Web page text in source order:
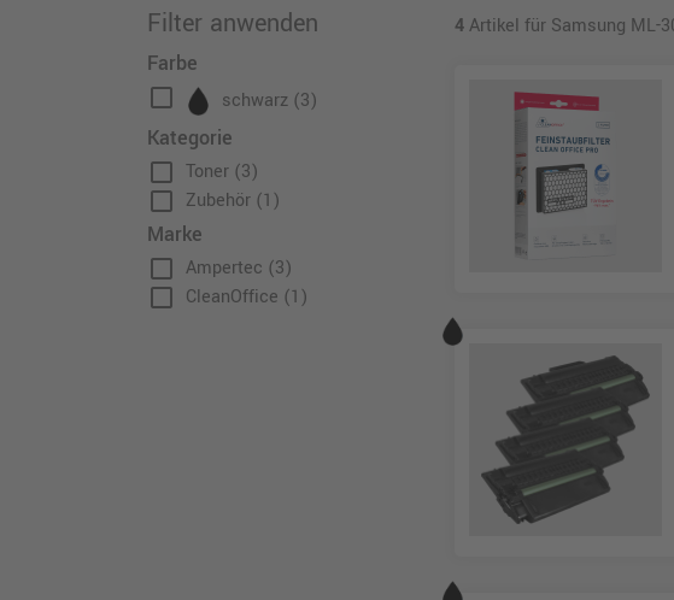
Filter anwenden
Farbe
check_box_outline_blank schwarz (3)
Kategorie
check_box_outline_blank Toner (3)
check_box_outline_blank Zubehör (1)
Marke
check_box_outline_blank Ampertec (3)
check_box_outline_blank CleanOffice (1)
4Artikel für Samsung ML-